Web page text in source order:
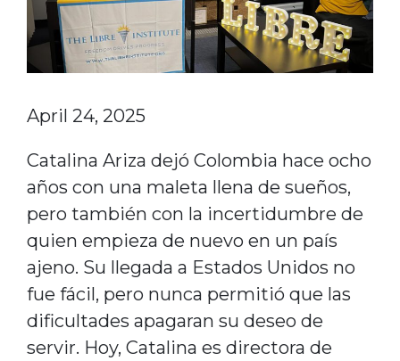
April 24, 2025
Catalina Ariza dejó Colombia hace ocho
años con una maleta llena de sueños,
pero también con la incertidumbre de
quien empieza de nuevo en un país
ajeno. Su llegada a Estados Unidos no
fue fácil, pero nunca permitió que las
dificultades apagaran su deseo de
servir. Hoy, Catalina es directora de